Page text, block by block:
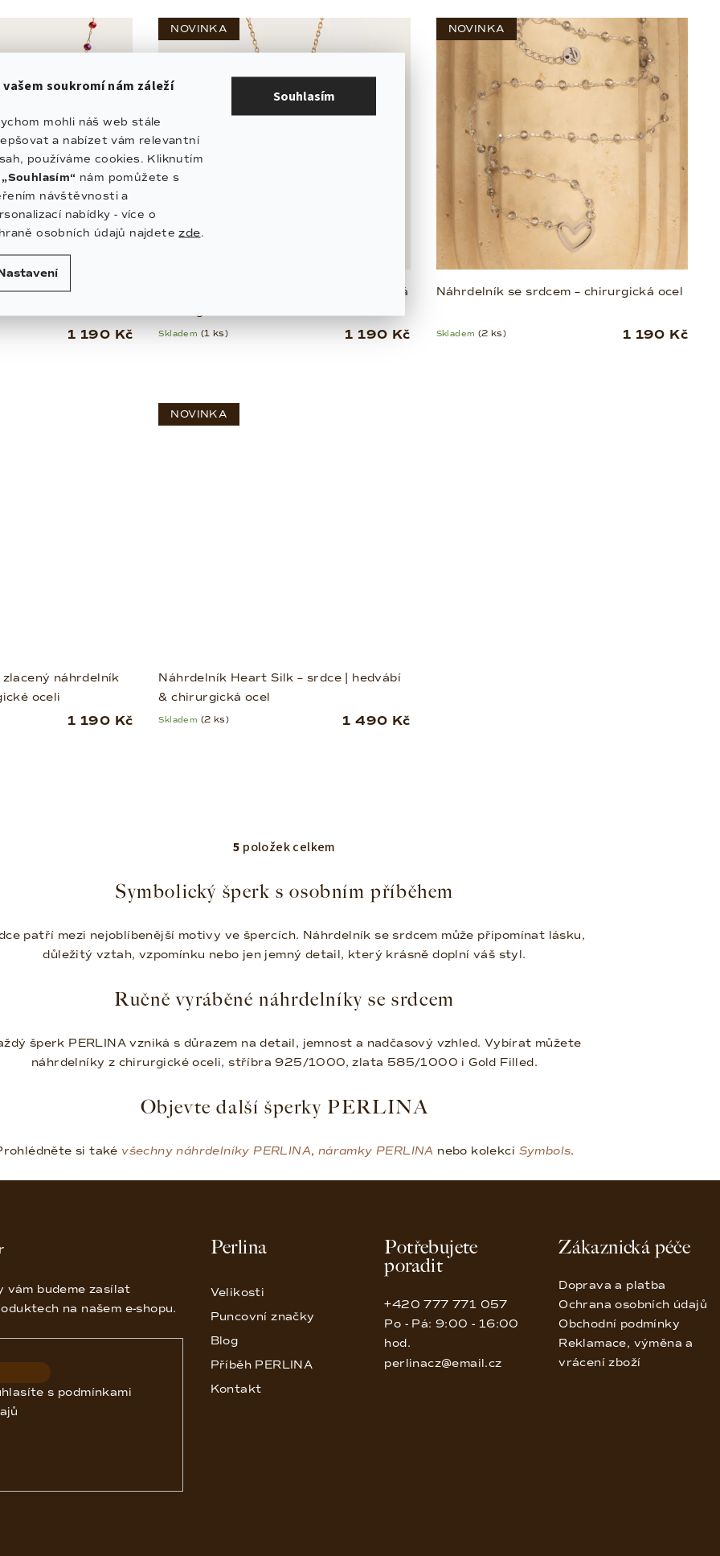
vašem soukromí nám záleží
mohli náš web stále
a nabízet vám relevantní
používáme cookies. Kliknutím
„Souhlasím“ nám pomůžete s
návštěvnosti a
nabídky - více o
osobních údajů najdetezde.
Souhlasím
Metal |
1 190 Kč
NOVINKA
Náhrdelník se srdcem a perlou – zlacená
1 190 Kč
Skladem (1 ks)
NOVINKA
Náhrdelník se srdcem – chirurgická ocel
1 190 Kč
Skladem (2 ks)
náhrdelník
oceli
1 190 Kč
NOVINKA
Náhrdelník Heart Silk – srdce | hedvábí
& chirurgická ocel
1 490 Kč
Skladem (2 ks)
O
p
r
k
v
5 položek celkem
Symbolický šperk s osobním příběhem
patří mezi nejoblíbenější motivy ve špercích. Náhrdelník se srdcem může připomínat lásku,
důležitý vztah, vzpomínku nebo jen jemný detail, který krásně doplní váš styl.
Ručně vyráběné náhrdelníky se srdcem
šperk PERLINA vzniká s důrazem na detail, jemnost a nadčasový vzhled. Vybírat můžete
náhrdelníky z chirurgické oceli, stříbra 925/1000, zlata 585/1000 i Gold Filled.
Objevte další šperky PERLINA
si také všechny náhrdelníky PERLINA, náramky PERLINA nebo kolekci Symbols.
vám budeme zasílat
na našem e-shopu.
s podmínkami
Perlina
Velikosti
Puncovní značky
Blog
Příběh PERLINA
Kontakt
Potřebujete
poradit
+420 777 771 057
Po - Pá: 9:00 - 16:00
hod.
perlinacz@email.cz
Zákaznická péče
Doprava a platba
Ochrana osobních údajů
Obchodní podmínky
Reklamace, výměna a
vrácení zboží